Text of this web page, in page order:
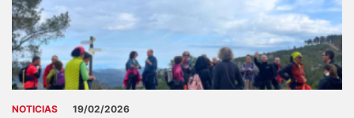
NOTICIAS 19/02/2026